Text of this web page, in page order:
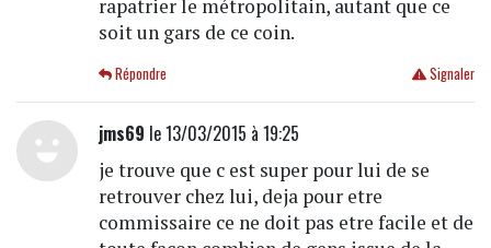
rapatrier le métropolitain, autant que ce
soit un gars de ce coin.
Signaler
Répondre
jms69 le 13/03/2015 à 19:25
je trouve que c est super pour lui de se
retrouver chez lui, deja pour etre
commissaire ce ne doit pas etre facile et de